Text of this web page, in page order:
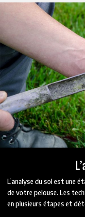
L’analyse du sol est une
de votre pelouse. Les
en plusieurs étapes et